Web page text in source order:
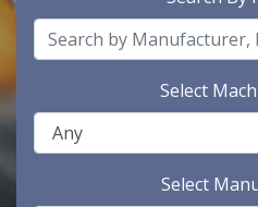
Select
Select